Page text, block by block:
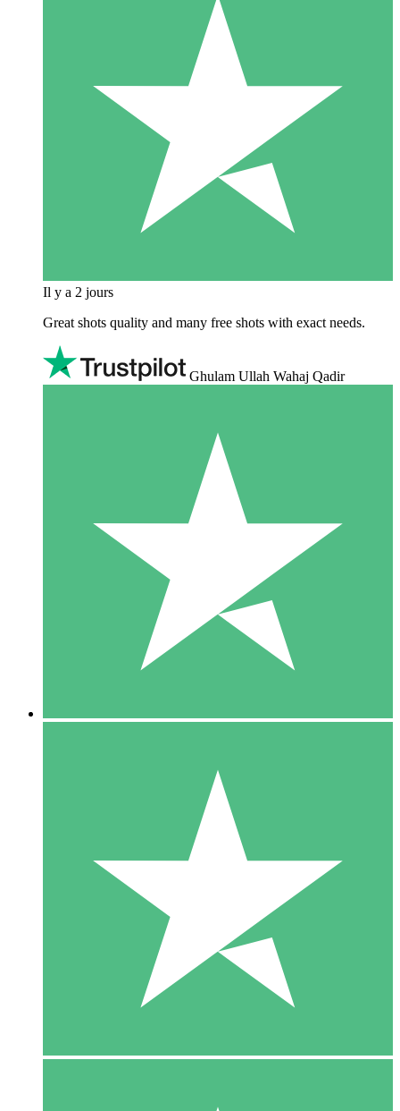
Il y a 2 jours
Great shots quality and many free shots with exact needs.
Ghulam Ullah Wahaj Qadir